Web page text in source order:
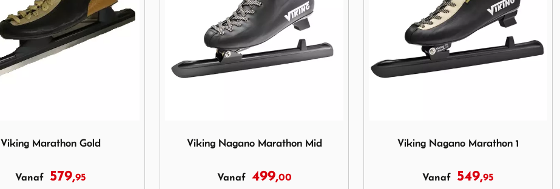
Viking Marathon Gold
Vanaf 579,95
Viking Nagano Marathon Mid
Vanaf 499,00
Viking Nagano Marathon 1
Vanaf 549,95